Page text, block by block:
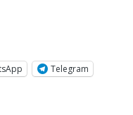
Telegram